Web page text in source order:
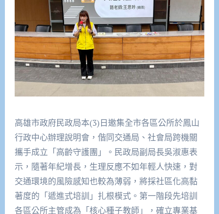
高雄市政府民政局本(3)日邀集全市各區公所於鳳山
行政中心辦理說明會，偕同交通局、社會局跨機關
攜手成立「高齡守護團」。民政局副局長吳淑惠表
示，隨著年紀增長，生理反應不如年輕人快速，對
交通環境的風險感知也較為薄弱，將採社區化高黏
著度的「遞進式培訓」扎根模式。第一階段先培訓
各區公所主管成為「核心種子教師」，確立專業基